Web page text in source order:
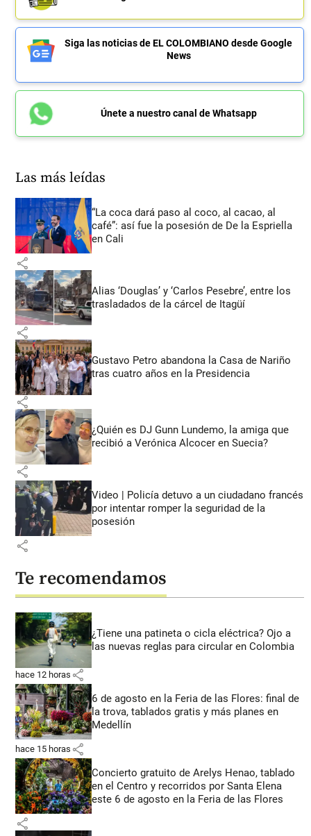
Siga las noticias de EL COLOMBIANO desde Google
News
Únete a nuestro canal de Whatsapp
Las más leídas
“La coca dará paso al coco, al cacao, al
café”: así fue la posesión de De la Espriella
en Cali
share
Alias ‘Douglas’ y ‘Carlos Pesebre’, entre los
trasladados de la cárcel de Itagüí
share
Gustavo Petro abandona la Casa de Nariño
tras cuatro años en la Presidencia
share
¿Quién es DJ Gunn Lundemo, la amiga que
recibió a Verónica Alcocer en Suecia?
share
Video | Policía detuvo a un ciudadano francés
por intentar romper la seguridad de la
posesión
share
Te recomendamos
¿Tiene una patineta o cicla eléctrica? Ojo a
las nuevas reglas para circular en Colombia
hace 12 horas share
6 de agosto en la Feria de las Flores: final de
la trova, tablados gratis y más planes en
Medellín
hace 15 horas share
Concierto gratuito de Arelys Henao, tablado
en el Centro y recorridos por Santa Elena
este 6 de agosto en la Feria de las Flores
share